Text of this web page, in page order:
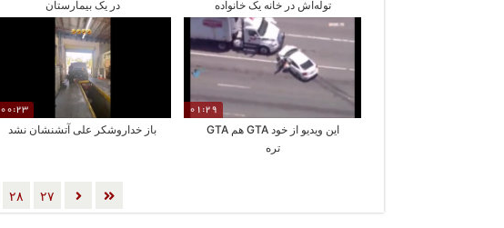
توله‌اش در خانه یک خانواده
در یک بیمارستان
01:29
این ویدیو از خود GTA هم GTA
تره
00:23
باز خداروشکر علی آتشنشان نشد
٢٧ ٢٨